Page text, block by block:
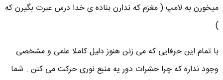
میخورن به لامپ ( مغزم که ندارن بناده ی خدا درس عبرت بگیرن که
)
با تمام این حرفایی که می زنن هنوز دلیل کاملا علمی و مشخصی
وجود نداره که چرا حشرات دور یه منبع نوری حرکت می کنن . شما